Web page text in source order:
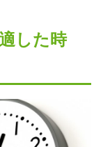
した時